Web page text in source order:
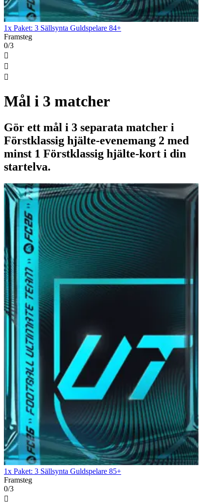
1x Paket: 3 Sällsynta Guldspelare 84+
Framsteg
0/3



Mål i 3 matcher
Gör ett mål i 3 separata matcher i
Förstklassig hjälte-evenemang 2 med
minst 1 Förstklassig hjälte-kort i din
startelva.
1x Paket: 3 Sällsynta Guldspelare 85+
Framsteg
0/3
